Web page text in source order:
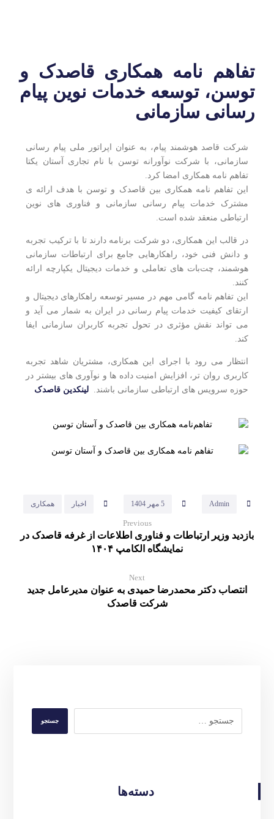
تفاهم‌ نامه همکاری قاصدک و
توسن، توسعه خدمات نوین پیام‌
رسانی سازمانی
شرکت قاصد هوشمند پیام، به‌ عنوان اپراتور ملی پیام‌ رسانی
سازمانی، با شرکت نوآورانه توسن با نام تجاری آستان یکتا
تفاهم‌ نامه همکاری امضا کرد.
این تفاهم‌ نامه همکاری بین قاصدک و توسن با هدف ارائه‌ ی
مشترک خدمات پیام‌ رسانی سازمانی و فناوری‌ های نوین
ارتباطی منعقد شده است.
در قالب این همکاری، دو شرکت برنامه دارند تا با ترکیب تجربه
و دانش فنی خود، راهکارهایی جامع برای ارتباطات سازمانی
هوشمند، چت‌بات‌ های تعاملی و خدمات دیجیتال یکپارچه ارائه
کنند.
این تفاهم‌ نامه گامی مهم در مسیر توسعه راهکارهای دیجیتال و
ارتقای کیفیت خدمات پیام‌ رسانی در ایران به‌ شمار می‌ آید و
می‌ تواند نقش مؤثری در تحول تجربه کاربران سازمانی ایفا
کند.
انتظار می‌ رود با اجرای این همکاری، مشتریان شاهد تجربه
کاربری روان‌ تر، افزایش امنیت داده‌ ها و نوآوری‌ های بیشتر در
حوزه سرویس‌ های ارتباطی سازمانی باشند.لینکدین قاصدک
Admin 5 مهر 1404 اخبار همکاری
Previous
بازدید وزیر ارتباطات و فناوری اطلاعات از غرفه قاصدک در
نمایشگاه الکامپ ۱۴۰۴
Next
انتصاب دکتر محمدرضا حمیدی به عنوان مدیرعامل جدید
شرکت قاصدک
دسته‌ها